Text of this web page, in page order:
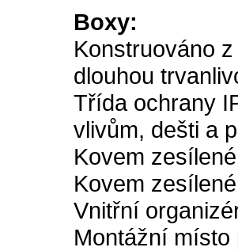
Boxy:
Konstruováno
dlouhou
Třída ochrany
vlivům, dešti a
Kovem
Kovem
Vnitřní
Montážní